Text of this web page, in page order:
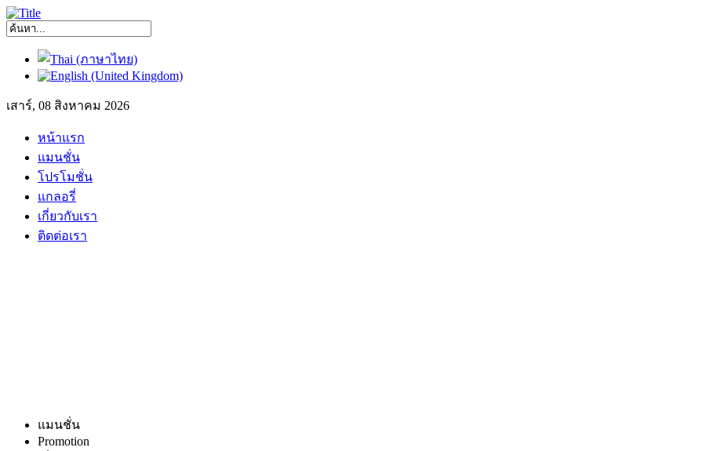
เสาร์, 08 สิงหาคม 2026
หน้าแรก
แมนชั่น
โปรโมชั่น
แกลอรี่
เกี่ยวกับเรา
ติดต่อเรา
แมนชั่น
Promotion